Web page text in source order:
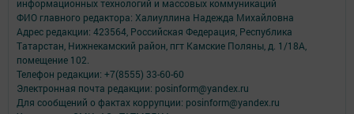
информационных технологий и массовых коммуникаций
ФИО главного редактора: Халиуллина Надежда Михайловна
Адрес редакции: 423564, Российская Федерация, Республика
Татарстан, Нижнекамский район, пгт Камские Поляны, д. 1/18А,
помещение 102.
Телефон редакции: +7(8555) 33-60-60
Электронная почта редакции: posinform@yandex.ru
Для сообщений о фактах коррупции: posinform@yandex.ru